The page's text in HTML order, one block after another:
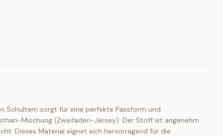
Schultern sorgt für eine perfekte Passform und
Mischung (Zweifaden-Jersey). Der Stoff ist angenehm
Dieses Material eignet sich hervorragend für die